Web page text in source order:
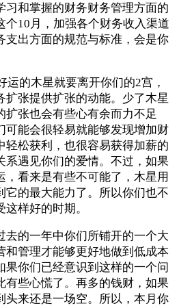
习和掌握的财务财务管理方面的
个10月，加强各个财务收入渠道
支出方面的规范与标准，会是你
运的木星就要离开你们的2宫，
扩张提供扩张的动能。少了木星
扩张也会有些心有余而力不足
可能会很轻易就能够发现增加财
轻松获利，也很容易获得加薪的
系遇见你们的爱情。不过，如果
，看来是有些不可能了，木星用
它的最大能力了。所以你们也不
样好的时期。
去的一年中你们所铺开的一个大
和管理才能够更好地做到低成本
果你们已经意识到这样的一个问
有些心慌了。再多的钱财，如果
头来还是一场空。所以，本月你